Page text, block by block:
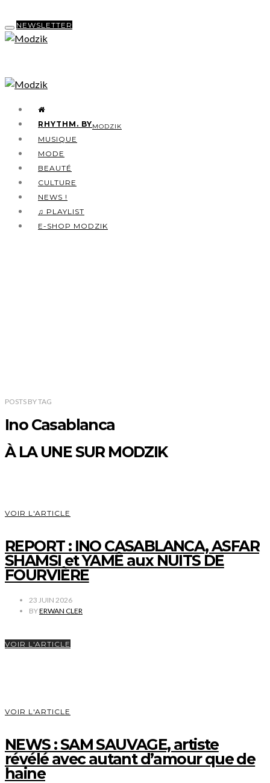
NEWSLETTER
RHYTHM. BYMODZIK
MUSIQUE
MODE
BEAUTÉ
CULTURE
NEWS !
♫ PLAYLIST
E-SHOP MODZIK
POSTS BYTAG
Ino Casablanca
À LA UNE SUR MODZIK
VOIR L'ARTICLE
REPORT : INO CASABLANCA, ASFAR
SHAMSI et YAMÊ aux NUITS DE
FOURVIÈRE
23 JUIN 2026
BYERWAN CLER
VOIR L'ARTICLE
VOIR L'ARTICLE
NEWS : SAM SAUVAGE, artiste
révélé avec autant d’amour que de
haine